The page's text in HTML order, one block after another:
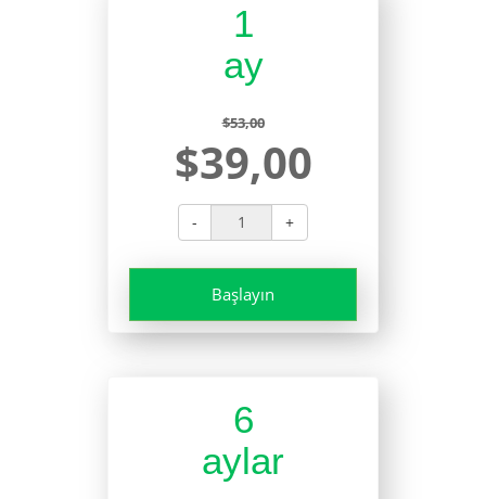
1
ay
$53,00
$39,00
- +
Başlayın
6
aylar